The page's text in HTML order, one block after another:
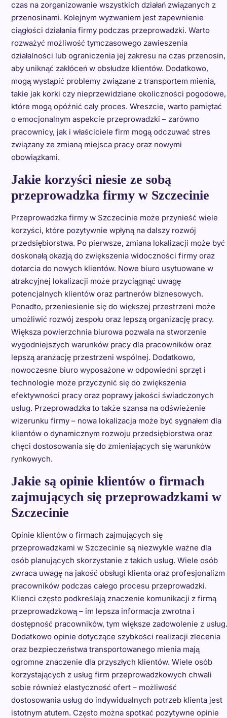
czas na zorganizowanie wszystkich działań związanych z
przenosinami. Kolejnym wyzwaniem jest zapewnienie
ciągłości działania firmy podczas przeprowadzki. Warto
rozważyć możliwość tymczasowego zawieszenia
działalności lub ograniczenia jej zakresu na czas przenosin,
aby uniknąć zakłóceń w obsłudze klientów. Dodatkowo,
mogą wystąpić problemy związane z transportem mienia,
takie jak korki czy nieprzewidziane okoliczności pogodowe,
które mogą opóźnić cały proces. Wreszcie, warto pamiętać
o emocjonalnym aspekcie przeprowadzki – zarówno
pracownicy, jak i właściciele firm mogą odczuwać stres
związany ze zmianą miejsca pracy oraz nowymi
obowiązkami.
Jakie korzyści niesie ze sobą
przeprowadzka firmy w Szczecinie
Przeprowadzka firmy w Szczecinie może przynieść wiele
korzyści, które pozytywnie wpłyną na dalszy rozwój
przedsiębiorstwa. Po pierwsze, zmiana lokalizacji może być
doskonałą okazją do zwiększenia widoczności firmy oraz
dotarcia do nowych klientów. Nowe biuro usytuowane w
atrakcyjnej lokalizacji może przyciągnąć uwagę
potencjalnych klientów oraz partnerów biznesowych.
Ponadto, przeniesienie się do większej przestrzeni może
umożliwić rozwój zespołu oraz lepszą organizację pracy.
Większa powierzchnia biurowa pozwala na stworzenie
wygodniejszych warunków pracy dla pracowników oraz
lepszą aranżację przestrzeni wspólnej. Dodatkowo,
nowoczesne biuro wyposażone w odpowiedni sprzęt i
technologie może przyczynić się do zwiększenia
efektywności pracy oraz poprawy jakości świadczonych
usług. Przeprowadzka to także szansa na odświeżenie
wizerunku firmy – nowa lokalizacja może być sygnałem dla
klientów o dynamicznym rozwoju przedsiębiorstwa oraz
chęci dostosowania się do zmieniających się warunków
rynkowych.
Jakie są opinie klientów o firmach
zajmujących się przeprowadzkami w
Szczecinie
Opinie klientów o firmach zajmujących się
przeprowadzkami w Szczecinie są niezwykle ważne dla
osób planujących skorzystanie z takich usług. Wiele osób
zwraca uwagę na jakość obsługi klienta oraz profesjonalizm
pracowników podczas całego procesu przeprowadzki.
Klienci często podkreślają znaczenie komunikacji z firmą
przeprowadzkową – im lepsza informacja zwrotna i
dostępność pracowników, tym większe zadowolenie z usług.
Dodatkowo opinie dotyczące szybkości realizacji zlecenia
oraz bezpieczeństwa transportowanego mienia mają
ogromne znaczenie dla przyszłych klientów. Wiele osób
korzystających z usług firm przeprowadzkowych chwali
sobie również elastyczność ofert – możliwość
dostosowania usług do indywidualnych potrzeb klienta jest
istotnym atutem. Często można spotkać pozytywne opinie